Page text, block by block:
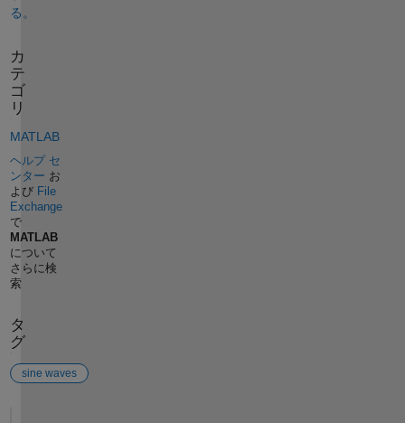
る。
カ
テ
ゴ
リ
MATLAB
ヘルプ セ
ンター お
よび File
Exchange
で
MATLAB
について
さらに検
索
タ
グ
sine waves